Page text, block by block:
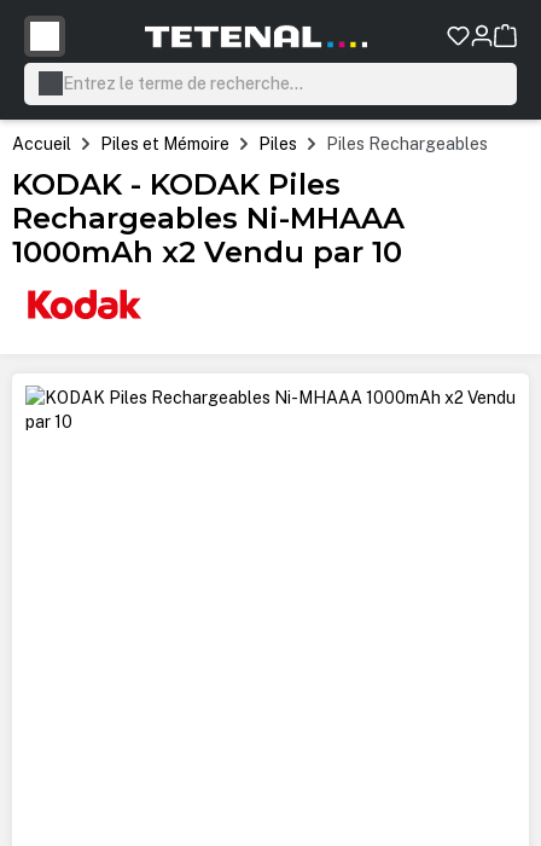
principal
Accueil Piles et Mémoire Piles Piles Rechargeables
KODAK - KODAK Piles
Rechargeables Ni-MHAAA
1000mAh x2 Vendu par 10
Ignorer la galerie d'images